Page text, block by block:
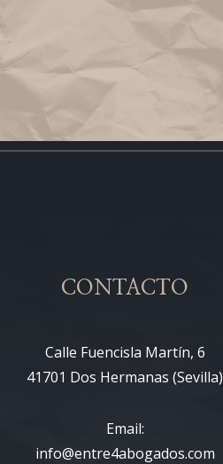
CONTACTO
Calle Fuencisla Martín, 6
41701 Dos Hermanas (Sevilla)
Email:
info@entre4abogados.com